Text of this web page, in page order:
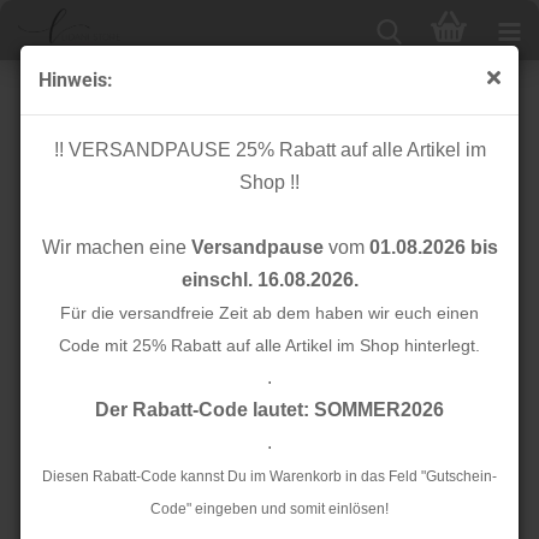
Hinweis:
!! VERSANDPAUSE 25% Rabatt auf alle Artikel im
Shop !!
Wir machen eine Versandpausevom 01.08.2026 bis
einschl. 16.08.2026.
Für die versandfreie Zeit ab dem haben wir euch einen
Code mit 25% Rabatt auf alle Artikel im Shop hinterlegt.
.
Der Rabatt-Code lautet: SOMMER2026
.
Diesen Rabatt-Code kannst Du im Warenkorb in das Feld "Gutschein-
Code" eingeben und somit einlösen!
Schlauchbündchen - 140 cm - uni - weiß